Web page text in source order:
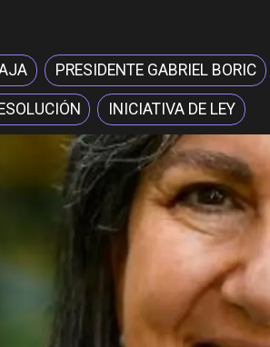
PRESIDENTE GABRIEL BORIC
INICIATIVA DE LEY